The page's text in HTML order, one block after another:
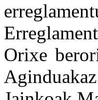
Orixe